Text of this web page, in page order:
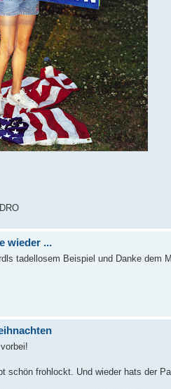
wieder ...
tadellosem Beispiel und Danke dem
schön frohlockt. Und wieder hats der